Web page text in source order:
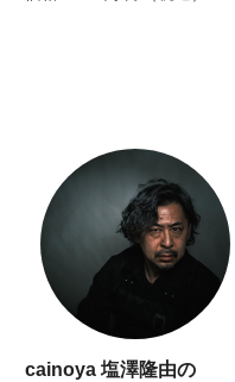
cainoya 塩澤隆由の